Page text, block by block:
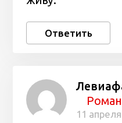
Ответить
Роман
11